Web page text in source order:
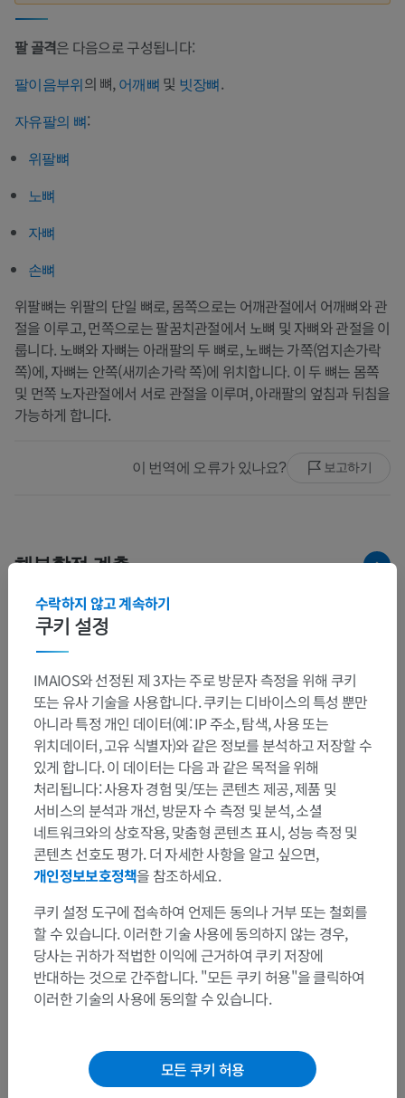
팔 골격은 다음으로 구성됩니다:
팔이음부위의 뼈,어깨뼈 및 빗장뼈.
자유팔의 뼈:
위팔뼈
노뼈
자뼈
손뼈
위팔뼈는 위팔의 단일 뼈로, 몸쪽으로는 어깨관절에서 어깨뼈와 관
절을 이루고, 먼쪽으로는 팔꿈치관절에서 노뼈 및 자뼈와 관절을 이
룹니다. 노뼈와 자뼈는 아래팔의 두 뼈로, 노뼈는 가쪽(엄지손가락
쪽)에, 자뼈는 안쪽(새끼손가락 쪽)에 위치합니다. 이 두 뼈는 몸쪽
및 먼쪽 노자관절에서 서로 관절을 이루며, 아래팔의 엎침과 뒤침을
가능하게 합니다.
이 번역에 오류가 있나요? 보고하기
해부학적 계층
인체 해부학 2
하위 구조:
팔이음부위
자유팔뼈대
번역
문제를 발견하셨나요?
수정이나, 번역 또는 콘텐츠 개선에 제안이 있으면 언제든
연락 주세요.
쿠키 설정
수락하지 않고 계속하기
IMAIOS와 선정된 제 3자는 주로 방문자 측정을 위해 쿠키
또는 유사 기술을 사용합니다. 쿠키는 디바이스의 특성 뿐만
아니라 특정 개인 데이터(예: IP 주소, 탐색, 사용 또는
위치데이터, 고유 식별자)와 같은 정보를 분석하고 저장할 수
있게 합니다. 이 데이터는 다음 과 같은 목적을 위해
처리됩니다: 사용자 경험 및/또는 콘텐츠 제공, 제품 및
서비스의 분석과 개선, 방문자 수 측정 및 분석, 소셜
네트워크와의 상호작용, 맞춤형 콘텐츠 표시, 성능 측정 및
콘텐츠 선호도 평가. 더 자세한 사항을 알고 싶으면,
개인정보보호정책을 참조하세요.
쿠키 설정 도구에 접속하여 언제든 동의나 거부 또는 철회를
할 수 있습니다. 이러한 기술 사용에 동의하지 않는 경우,
당사는 귀하가 적법한 이익에 근거하여 쿠키 저장에
반대하는 것으로 간주합니다. "모든 쿠키 허용"을 클릭하여
이러한 기술의 사용에 동의할 수 있습니다.
모든 쿠키 허용